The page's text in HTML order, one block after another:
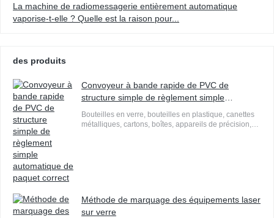
La machine de radiomessagerie entièrement automatique
vaporise-t-elle ? Quelle est la raison pour...
des produits
Convoyeur à bande rapide de PVC de
structure simple de règlement simple
automatique de paquet correct
Bouteilles en verre, bouteilles en plastique, canettes
métalliques, cartons, boîtes, appareils de précision,
Méthode de marquage des équipements laser
sur verre